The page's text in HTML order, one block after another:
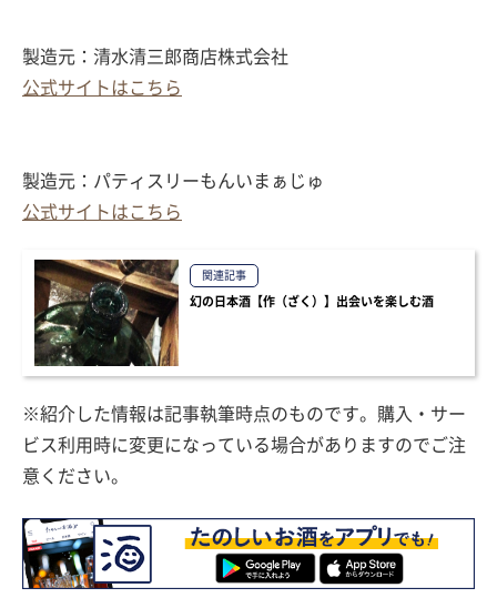
製造元：清水清三郎商店株式会社
公式サイトはこちら
製造元：パティスリーもんいまぁじゅ
公式サイトはこちら
関連記事
幻の日本酒【作（ざく）】出会いを楽しむ酒
※紹介した情報は記事執筆時点のものです。購入・サー
ビス利用時に変更になっている場合がありますのでご注
意ください。